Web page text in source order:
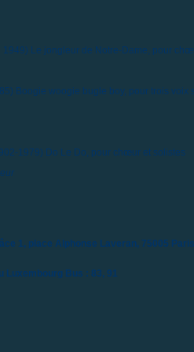
1949) Le jongleur de Notre-Dame, pour
Boogie woogie bugle boy, pour trois voix
1979) Do Le Do, pour chœur et solistes
1, place Alphonse Laveran, 75005 Paris
Luxembourg Bus : 83, 91